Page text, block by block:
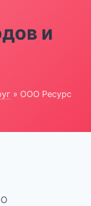
и
» ООО Ресурс